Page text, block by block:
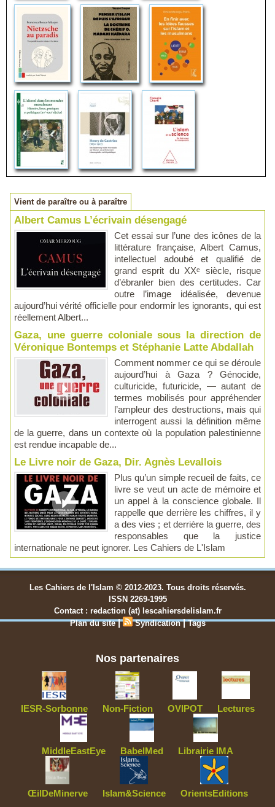
Vient de paraître ou à paraître
Albert Camus L’écrivain désengagé
Cet essai sur l’une des icônes de la
littérature française, Albert Camus,
intellectuel adoubé et qualifié de
grand esprit du XXᵉ siècle, risque
d’ébranler bien des certitudes. Car
outre l’image idéalisée, devenue
aujourd’hui vérité officielle pour endormir les ignorants, qui est
réellement Albert...
Gaza, une guerre coloniale sous la direction de
Véronique Bontemps et Stéphanie Latte Abdallah
Comment nommer ce qui se déroule
aujourd’hui à Gaza ? Génocide,
culturicide, futuricide, — autant de
termes mobilisés pour appréhender
l’ampleur des destructions, mais qui
interrogent aussi la définition même
de la guerre, dans un contexte où la population palestinienne
est rendue incapable de...
Le Livre noir de Gaza, Dir. Agnès Levallois
Plus qu’un simple recueil de faits, ce
livre se veut un acte de mémoire et
un appel à la conscience globale. Il
rappelle que derrière les chiffres, il y
a des vies ; et derrière la guerre, des
responsables que la justice
internationale ne peut ignorer. Les Cahiers de L'Islam
Les Cahiers de l'Islam © 2012-2023. Tous droits réservés.
ISSN 2269-1995
Contact : redaction (at) lescahiersdelislam.fr
Plan du site | Syndication |Tags
Nos partenaires
IESR-Sorbonne Non-Fiction OVIPOT Lectures
MiddleEastEye BabelMed Librairie IMA
ŒilDeMinerve Islam&Science OrientsEditions